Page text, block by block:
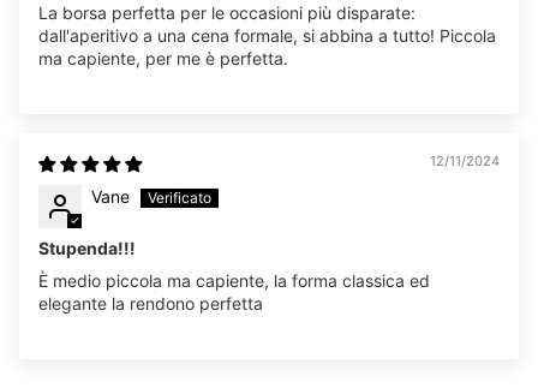
La borsa perfetta per le occasioni più disparate:
dall'aperitivo a una cena formale, si abbina a tutto! Piccola
ma capiente, per me è perfetta.
12/11/2024
Vane
Stupenda!!!
È medio piccola ma capiente, la forma classica ed
elegante la rendono perfetta